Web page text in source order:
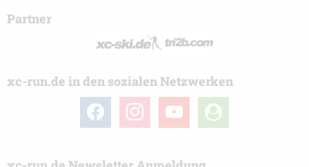
Partner
xc-run.de in den sozialen Netzwerken
facebook instagramyoutube
user-
circle